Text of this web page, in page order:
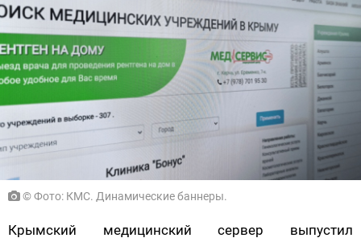
© Фото: КМС. Динамические баннеры.
Крымский медицинский сервер выпустил